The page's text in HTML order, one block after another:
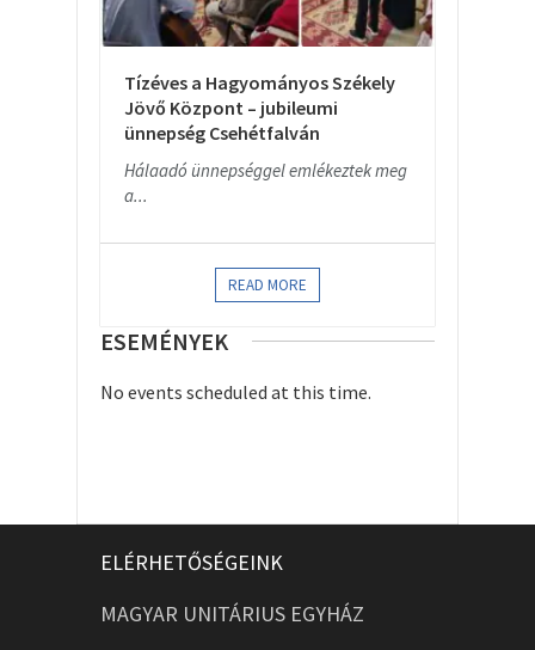
Tízéves a Hagyományos Székely
Jövő Központ – jubileumi
ünnepség Csehétfalván
Hálaadó ünnepséggel emlékeztek meg
a...
READ MORE
ESEMÉNYEK
No events scheduled at this time.
ELÉRHETŐSÉGEINK
MAGYAR UNITÁRIUS EGYHÁZ